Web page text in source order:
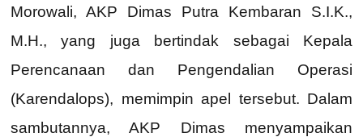
Morowali, AKP Dimas Putra Kembaran S.I.K.,
M.H., yang juga bertindak sebagai Kepala
Perencanaan dan Pengendalian Operasi
(Karendalops), memimpin apel tersebut. Dalam
sambutannya, AKP Dimas menyampaikan